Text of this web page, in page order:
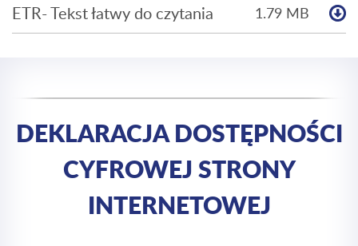
ETR- Tekst łatwy do czytania 1.79 MB
DEKLARACJA DOSTĘPNOŚCI
CYFROWEJ STRONY
INTERNETOWEJ